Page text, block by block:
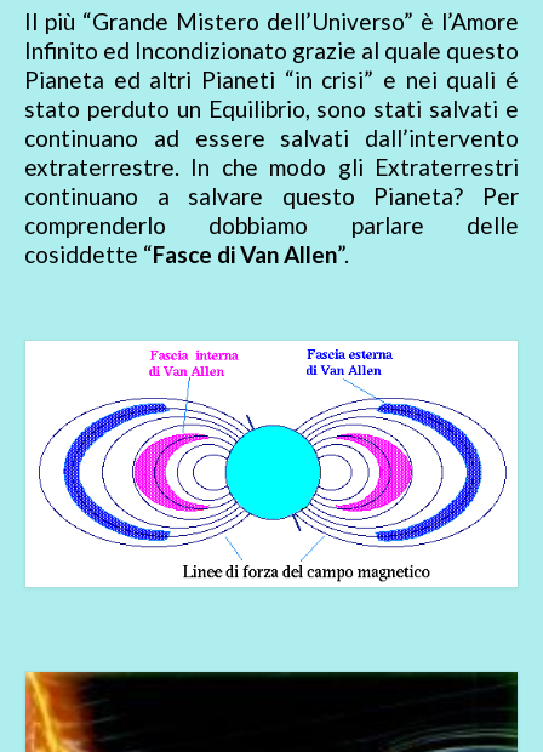
Il più “Grande Mistero dell’Universo” è l’Amore
Infinito ed Incondizionato grazie al quale questo
Pianeta ed altri Pianeti “in crisi” e nei quali é
stato perduto un Equilibrio, sono stati salvati e
continuano ad essere salvati dall’intervento
extraterrestre. In che modo gli Extraterrestri
continuano a salvare questo Pianeta? Per
comprenderlo dobbiamo parlare delle
cosiddette “Fasce di Van Allen”.